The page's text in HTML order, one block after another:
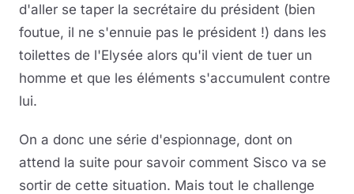
d'aller se taper la secrétaire du président (bien
foutue, il ne s'ennuie pas le président !) dans les
toilettes de l'Elysée alors qu'il vient de tuer un
homme et que les éléments s'accumulent contre
lui.
On a donc une série d'espionnage, dont on
attend la suite pour savoir comment Sisco va se
sortir de cette situation. Mais tout le challenge